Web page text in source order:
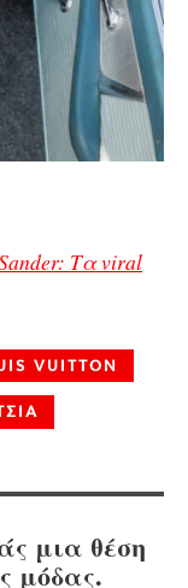
Τα viral
VUITTON
μια θέση
μόδας.